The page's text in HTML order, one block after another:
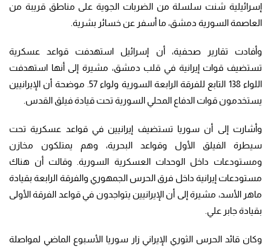
إسرائيلية شنت سلسلة من الضربات الجوية على مناطق قريبة من
العاصمة السورية دمشق، ما أسفر عن خسائر بشرية.
وأفادت تقارير صحفية، أن إسرائيل استهدفت قواعد عسكرية
تستضيف قوات إيرانية في قلب دمشق، مشيرة إلى أنها استهدفت
اللواء 138 التابع للفرقة الرابعة السورية ولواء 57. موضحة أن الإيرانيين
يستخدمون قوات الدفاع المحلي السورية تحت قيادة فيلق القدس.
وأشارت إلى أن سوريا تستضيف إيرانيين في قواعد عسكرية تحت
سيطرة الفيلق الأول وقواعد البحرية، وهم يمتلكون مخازن
ومستودعات داخل الوحدات العسكرية السورية. وقالت أن هناك
مستودعات إيرانية داخل فرق الحرس الجمهوري والفرقة الرابعة بقيادة
ماهر الأسد، مشيرة إلى أن الإيرانيين يتواجدون في قواعد الفرقة الأولى
بقيادة جابر علي.
وكان قائد الحرس الثوري الإيراني زار سوريا الأسبوع الماضي لمواصلة